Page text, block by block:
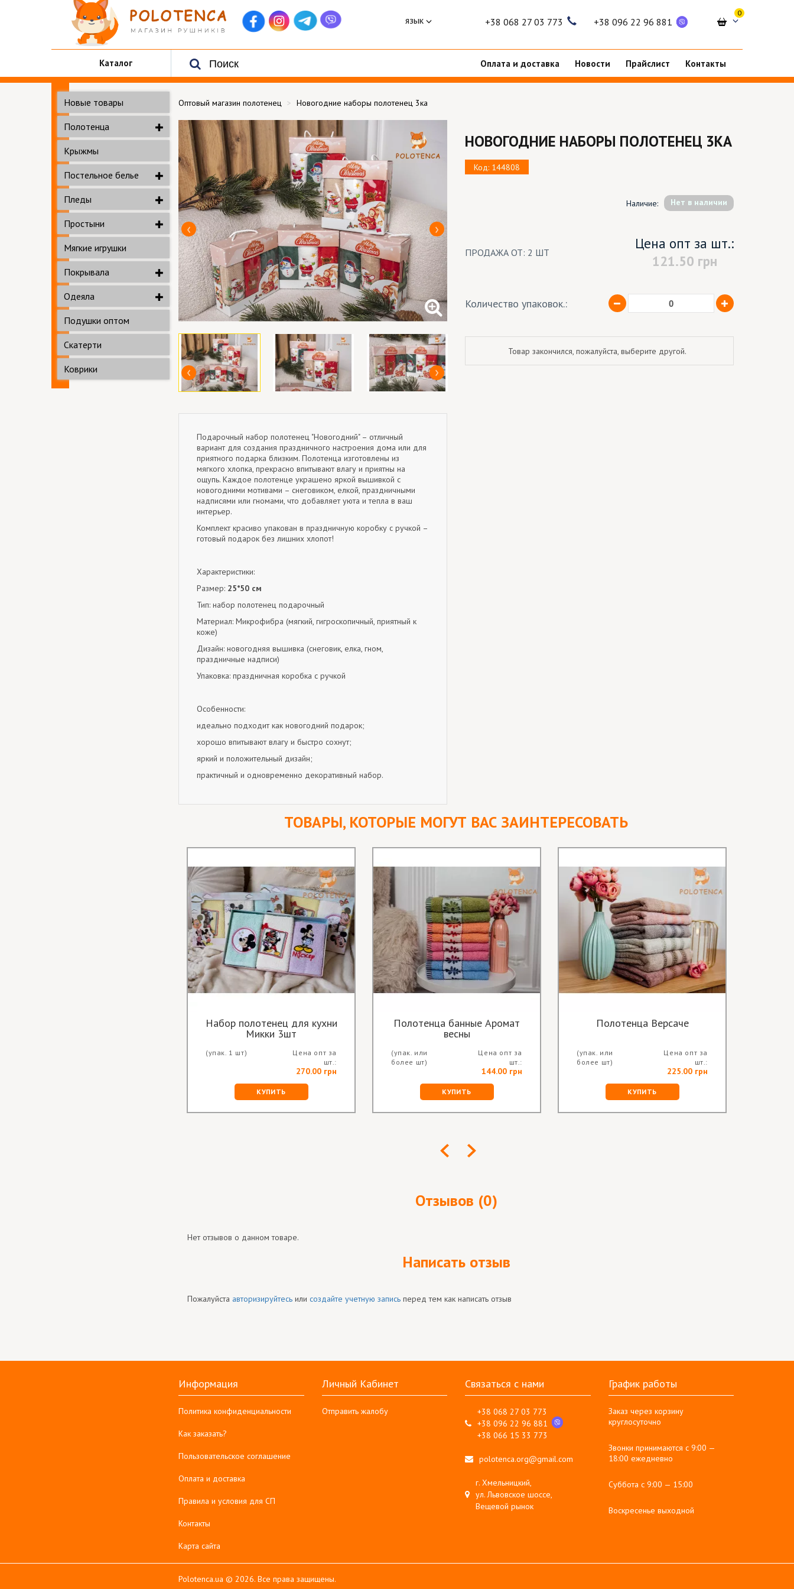
язык +38 068 27 03 773 +38 096 22 96 881
0
Каталог Оплата и доставка Новости Прайслист Контакты
Новые товары
Полотенца
Крыжмы
Постельное белье
Пледы
Простыни
Мягкие игрушки
Покрывала
Одеяла
Подушки оптом
Скатерти
Коврики
Оптовый магазин полотенец Новогодние наборы полотенец 3ка
Подарочный набор полотенец "Новогодний" – отличный
вариант для создания праздничного настроения дома или для
приятного подарка близким. Полотенца изготовлены из
мягкого хлопка, прекрасно впитывают влагу и приятны на
ощупь. Каждое полотенце украшено яркой вышивкой с
новогодними мотивами – снеговиком, елкой, праздничными
надписями или гномами, что добавляет уюта и тепла в ваш
интерьер.
Комплект красиво упакован в праздничную коробку с ручкой –
готовый подарок без лишних хлопот!
Характеристики:
Размер: 25*50 см
Тип: набор полотенец подарочный
Материал: Микрофибра (мягкий, гигроскопичный, приятный к
коже)
Дизайн: новогодняя вышивка (снеговик, елка, гном,
праздничные надписи)
Упаковка: праздничная коробка с ручкой
Особенности:
идеально подходит как новогодний подарок;
хорошо впитывают влагу и быстро сохнут;
яркий и положительный дизайн;
практичный и одновременно декоративный набор.
НОВОГОДНИЕ НАБОРЫ ПОЛОТЕНЕЦ 3КА
Код: 144808
Наличие: Hет в наличии
ПРОДАЖА ОТ: 2 ШТ
Цена опт за шт.:
121.50 грн
Количество упаковок.:
Товар закончился, пожалуйста, выберите другой.
ТОВАРЫ, КОТОРЫЕ МОГУТ ВАС ЗАИНТЕРЕСОВАТЬ
Набор полотенец для кухни
Микки 3шт
(упак. 1 шт)
Цена опт за
шт.:
270.00 грн
КУПИТЬ
Полотенца банные Аромат
весны
(упак. или
более шт)
Цена опт за
шт.:
144.00 грн
КУПИТЬ
Полотенца Версаче
(упак. или
более шт)
Цена опт за
шт.:
225.00 грн
КУПИТЬ
Отзывов (0)
Нет отзывов о данном товаре.
Написать отзыв
Пожалуйста авторизируйтесь или создайте учетную запись перед тем как написать отзыв
Информация
Политика конфиденциальности
Как заказать?
Пользовательское соглашение
Оплата и доставка
Правила и условия для СП
Контакты
Карта сайта
Личный Кабинет
Отправить жалобу
Связаться с нами
+38 068 27 03 773
+38 096 22 96 881
+38 066 15 33 773
polotenca.org@gmail.com
г. Хмельницкий,
ул. Львовское шоссе,
Вещевой рынок
График работы
Заказ через корзину
круглосуточно
Звонки принимаются с 9:00 —
18:00 ежедневно
Суббота с 9:00 — 15:00
Воскресенье выходной
Polotenca.ua © 2026. Все права защищены.